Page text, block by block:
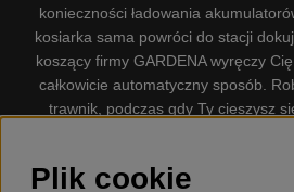
konieczności ładowania
kosiarka sama powróci do stacji
koszący firmy GARDENA wyręczy
całkowicie automatyczny sposób.
trawnik, podczas gdy Ty cieszysz
dostępną na rynku. Firma nasza
Plik cookie